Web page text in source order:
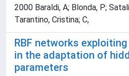
2000 Baraldi, A; Blonda, P;
Tarantino, Cristina; C,
RBF networks
in the adaptation of
parameters